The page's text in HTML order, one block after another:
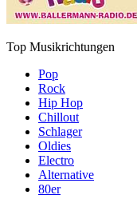
Top Musikrichtungen
Pop
Rock
Hip Hop
Chillout
Schlager
Oldies
Electro
Alternative
80er